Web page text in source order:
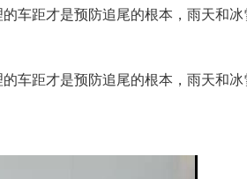
车距才是预防追尾的根本，雨天和
车距才是预防追尾的根本，雨天和